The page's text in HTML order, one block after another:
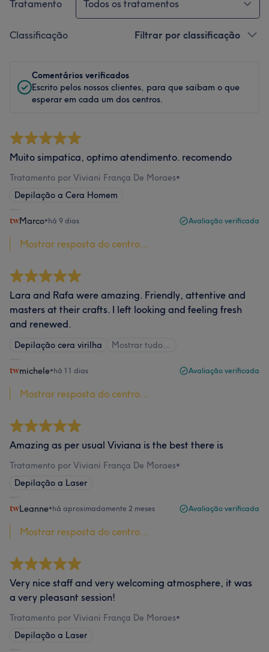
Tratamento Todos os tratamentos
Classificação Filtrar por classificação
Comentários verificados
Escrito pelos nossos clientes, para que saibam o que
esperar em cada um dos centros.
Muito simpatica, optimo atendimento. recomendo
Tratamento por Viviani França De Moraes•
Depilação a Cera Homem
Marco•há 9 dias Avaliação verificada
Mostrar resposta do centro...
Lara and Rafa were amazing. Friendly, attentive and
masters at their crafts. I left looking and feeling fresh
and renewed.
Depilação cera virilha Mostrar tudo…
michele•há 11 dias Avaliação verificada
Mostrar resposta do centro...
Amazing as per usual Viviana is the best there is
Tratamento por Viviani França De Moraes•
Depilação a Laser
Leanne•há aproximadamente 2 meses Avaliação verificada
Mostrar resposta do centro...
Very nice staff and very welcoming atmosphere, it was
a very pleasant session!
Tratamento por Viviani França De Moraes•
Depilação a Laser